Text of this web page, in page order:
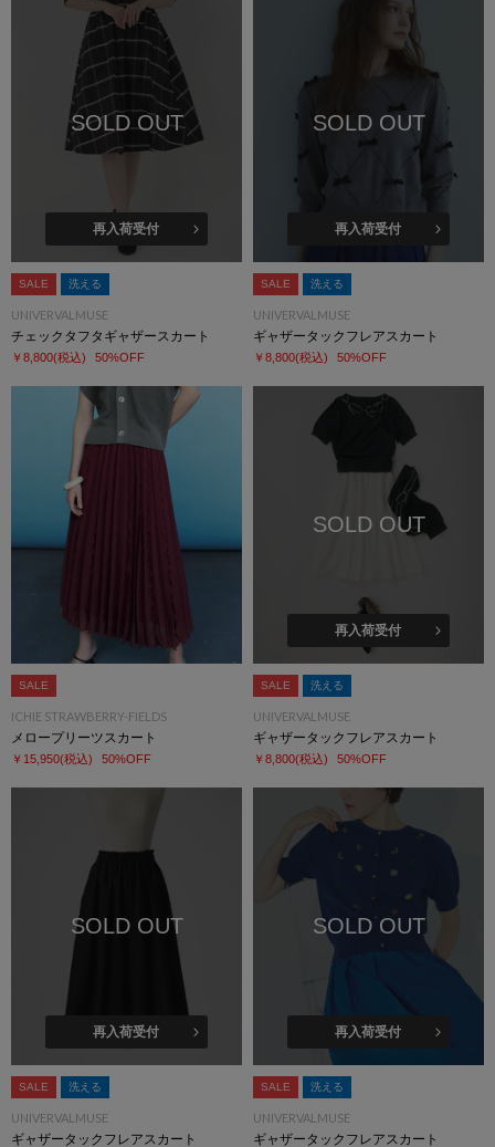
SOLD OUT
再入荷受付
SALE 洗える
UNIVERVALMUSE
チェックタフタギャザースカート
￥8,800(税込) 50%OFF
SOLD OUT
再入荷受付
SALE 洗える
UNIVERVALMUSE
ギャザータックフレアスカート
￥8,800(税込) 50%OFF
SALE
ICHIE STRAWBERRY-FIELDS
メロープリーツスカート
￥15,950(税込) 50%OFF
SOLD OUT
再入荷受付
SALE 洗える
UNIVERVALMUSE
ギャザータックフレアスカート
￥8,800(税込) 50%OFF
SOLD OUT
再入荷受付
SALE 洗える
UNIVERVALMUSE
ギャザータックフレアスカート
SOLD OUT
再入荷受付
SALE 洗える
UNIVERVALMUSE
ギャザータックフレアスカート